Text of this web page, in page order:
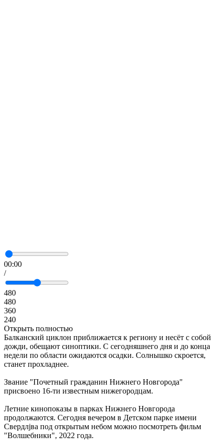
00:00
/
480
480
360
240
Открыть полностью
Балканский циклон приближается к региону и несёт с собой
дожди, обещают синоптики. С сегодняшнего дня и до конца
недели по области ожидаются осадки. Солнышко скроется,
станет прохладнее.
Звание "Почетный гражданин Нижнего Новгорода"
присвоено 16-ти известным нижегородцам.
Летние кинопоказы в парках Нижнего Новгорода
продолжаются. Сегодня вечером в Детском парке имени
Свердлjва под открытым небом можно посмотреть фильм
"Волшебники", 2022 года.